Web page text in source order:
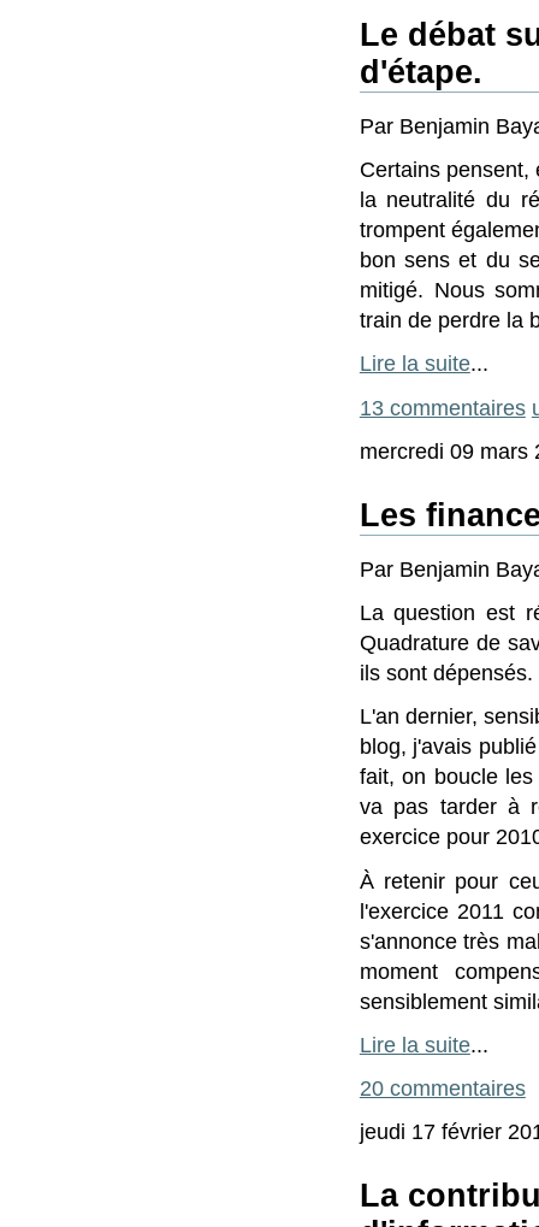
Le débat
d'étape.
Par Benjamin
Certains pensent,
la neutralité du
trompent
bon sens et du
mitigé. Nous
train de perdre la
Lire la suite...
13 commentaires
mercredi 09 mars
Les
Par Benjamin
La question est
Quadrature de
ils sont dépensés.
L'an dernier,
blog, j'avais
fait, on boucle
va pas tarder à
exercice pour
À retenir pour
l'exercice 2011
s'annonce très
moment
sensiblement
Lire la suite...
20 commentaires
jeudi 17 février
La